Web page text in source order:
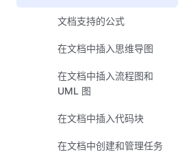
文档支持的公式
在文档中插入思维导图
在文档中插入流程图和
UML 图
在文档中插入代码块
在文档中创建和管理任务